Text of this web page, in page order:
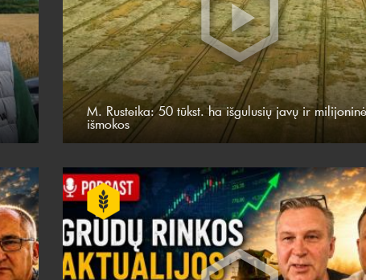
M. Rusteika: 50 tūkst. ha išgulusių javų ir
išmokos